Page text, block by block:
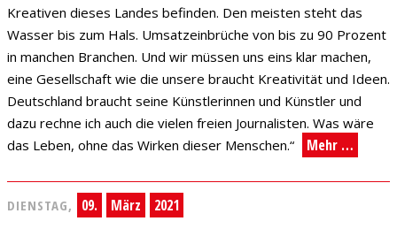
Kreativen dieses Landes befinden. Den meisten steht das
Wasser bis zum Hals. Umsatzeinbrüche von bis zu 90 Prozent
in manchen Branchen. Und wir müssen uns eins klar machen,
eine Gesellschaft wie die unsere braucht Kreativität und Ideen.
Deutschland braucht seine Künstlerinnen und Künstler und
dazu rechne ich auch die vielen freien Journalisten. Was wäre
das Leben, ohne das Wirken dieser Menschen.“
Mehr …
DIENSTAG, 09. März 2021